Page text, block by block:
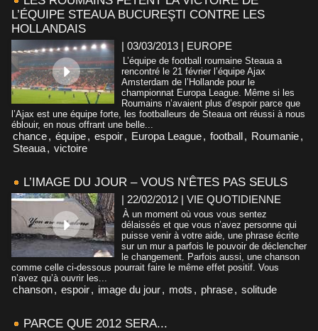
L’ÉQUIPE STEAUA BUCUREŞTI CONTRE LES
HOLLANDAIS
| 03/03/2013 | EUROPE
L’équipe de football roumaine Steaua a
rencontré le 21 février l’équipe Ajax
Amsterdam de l’Hollande pour le
championnat Europa League. Même si les
Roumains n’avaient plus d’espoir parce que
l’Ajax est une équipe forte, les footballeurs de Steaua ont réussi à nous
éblouir, en nous offrant une belle...
chance, équipe, espoir, Europa League, football, Roumanie,
Steaua, victoire
L’IMAGE DU JOUR – VOUS N’ÊTES PAS SEULS
| 22/02/2012 | VIE QUOTIDIENNE
À un moment où vous vous sentez
délaissés et que vous n’avez personne qui
puisse venir à votre aide, une phrase écrite
sur un mur a parfois le pouvoir de déclencher
le changement. Parfois aussi, une chanson
comme celle ci-dessous pourrait faire le même effet positif. Vous
n’avez qu’à ouvrir les...
chanson, espoir, image du jour, mots , phrase, solitude
PARCE QUE 2012 SERA...